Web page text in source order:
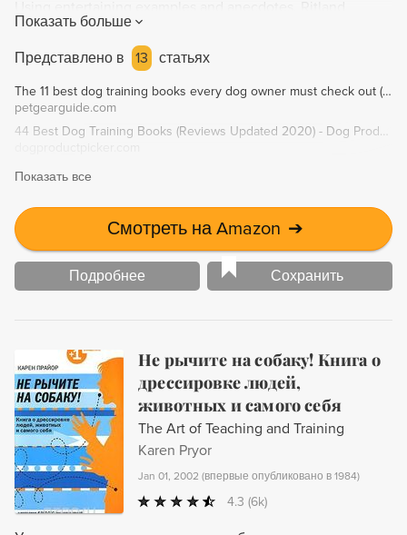
teaches pet owners how to choose the perfect dog,
establish themselves as the team leader, employ situational
awareness, and solidify their dog's position as the family's
ultimate companion. This unique approach provides a new
and effective way to train your dog, the Navy SEAL way.
Показать больше
Представлено в
13 статьях
The 11 best dog training books every dog owner must check out (2020)
petgearguide.com
44 Best Dog Training Books (Reviews Updated 2020) - Dog Product Picker
Показать все
Смотреть на Amazon ➔
Подробнее Сохранить
Не рычите на собаку! Книга о
дрессировке людей,
животных и самого себя
The Art of Teaching and Training
Karen Pryor
Jan 01, 2002 (впервые опубликовано в 1984)
4.3 (6k)